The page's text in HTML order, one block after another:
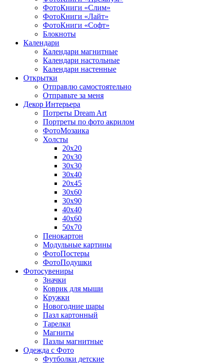
ФотоКниги «Слим»
ФотоКниги «Лайт»
ФотоКниги «Софт»
Блокноты
Календари
Календари магнитные
Календари настольные
Календари настенные
Открытки
Отправлю самостоятельно
Отправьте за меня
Декор Интерьера
Потреты Dream Art
Портреты по фото акрилом
ФотоМозаика
Холсты
20х20
20х30
30х30
30х40
20х45
30х60
30х90
40х40
40х60
50х70
Пенокартон
Модульные картины
ФотоПостеры
ФотоПодушки
Фотоcувениры
Значки
Коврик для мыши
Кружки
Новогодние шары
Пазл картонный
Тарелки
Магниты
Пазлы магнитные
Одежда с Фото
Футболки детские